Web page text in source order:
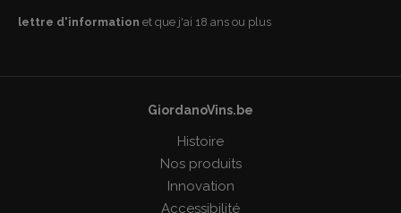
lettre d'information et que j'ai 18 ans ou plus
GiordanoVins.be
Histoire
Nos produits
Innovation
Accessibilité